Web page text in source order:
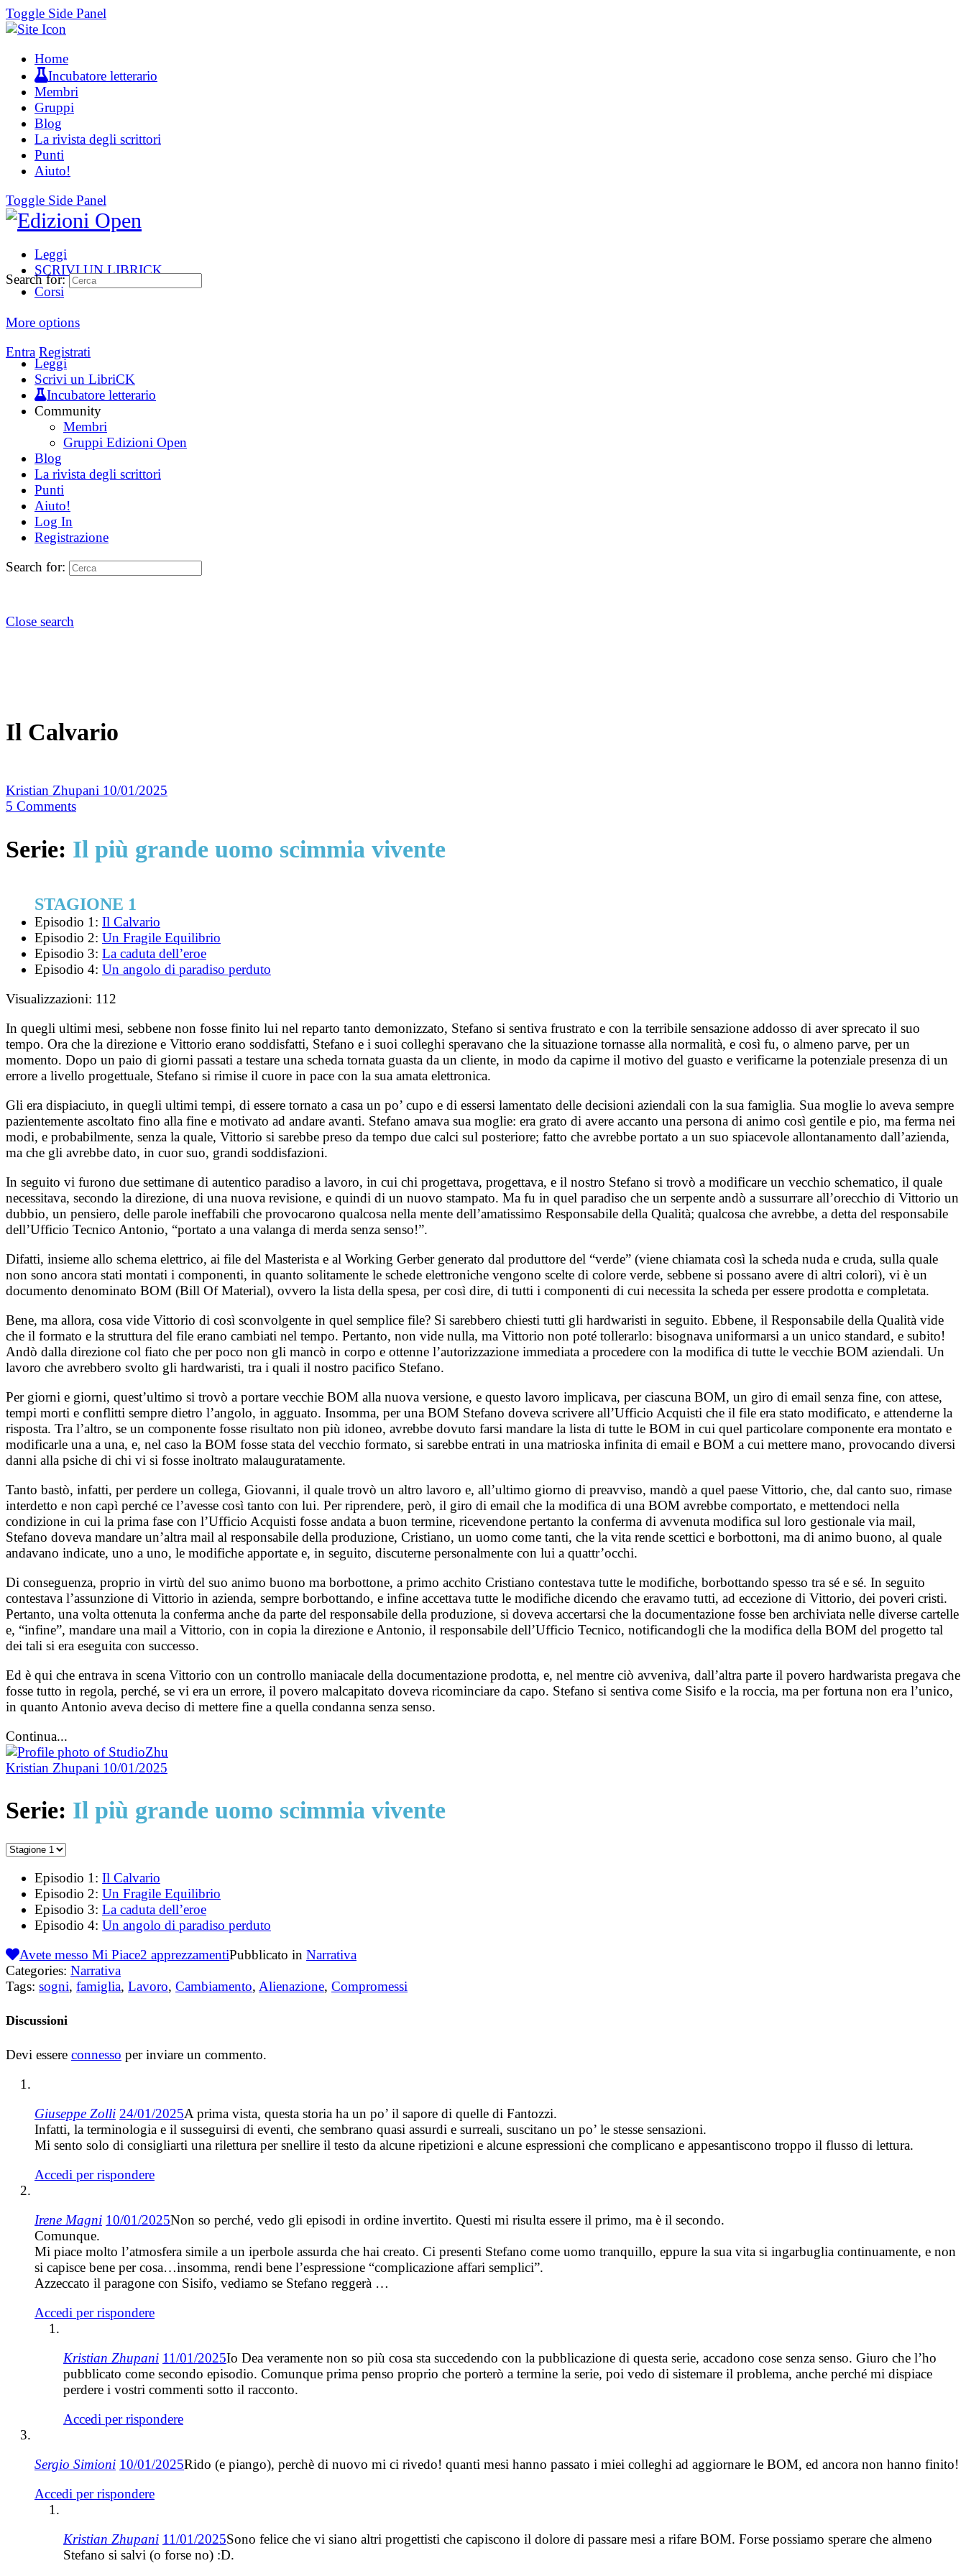
Toggle Side Panel
Home
Incubatore letterario
Membri
Gruppi
Blog
La rivista degli scrittori
Punti
Aiuto!
Toggle Side Panel
Leggi
SCRIVI UN LIBRICK
Corsi
More options
Entra Registrati
Search for:
Leggi
Scrivi un LibriCK
Incubatore letterario
Community
Membri
Gruppi Edizioni Open
Blog
La rivista degli scrittori
Punti
Aiuto!
Log In
Registrazione
Search for:
Close search
Il Calvario
Kristian Zhupani 10/01/2025
5 Comments
Serie: Il più grande uomo scimmia vivente
STAGIONE 1
Episodio 1: Il Calvario
Episodio 2: Un Fragile Equilibrio
Episodio 3: La caduta dell’eroe
Episodio 4: Un angolo di paradiso perduto
Visualizzazioni: 112
In quegli ultimi mesi, sebbene non fosse finito lui nel reparto tanto demonizzato, Stefano si sentiva frustrato e con la terribile sensazione addosso di aver sprecato il suo
tempo. Ora che la direzione e Vittorio erano soddisfatti, Stefano e i suoi colleghi speravano che la situazione tornasse alla normalità, e così fu, o almeno parve, per un
momento. Dopo un paio di giorni passati a testare una scheda tornata guasta da un cliente, in modo da capirne il motivo del guasto e verificarne la potenziale presenza di un
errore a livello progettuale, Stefano si rimise il cuore in pace con la sua amata elettronica.
Gli era dispiaciuto, in quegli ultimi tempi, di essere tornato a casa un po’ cupo e di essersi lamentato delle decisioni aziendali con la sua famiglia. Sua moglie lo aveva sempre
pazientemente ascoltato fino alla fine e motivato ad andare avanti. Stefano amava sua moglie: era grato di avere accanto una persona di animo così gentile e pio, ma ferma nei
modi, e probabilmente, senza la quale, Vittorio si sarebbe preso da tempo due calci sul posteriore; fatto che avrebbe portato a un suo spiacevole allontanamento dall’azienda,
ma che gli avrebbe dato, in cuor suo, grandi soddisfazioni.
In seguito vi furono due settimane di autentico paradiso a lavoro, in cui chi progettava, progettava, e il nostro Stefano si trovò a modificare un vecchio schematico, il quale
necessitava, secondo la direzione, di una nuova revisione, e quindi di un nuovo stampato. Ma fu in quel paradiso che un serpente andò a sussurrare all’orecchio di Vittorio un
dubbio, un pensiero, delle parole ineffabili che provocarono qualcosa nella mente dell’amatissimo Responsabile della Qualità; qualcosa che avrebbe, a detta del responsabile
dell’Ufficio Tecnico Antonio, “portato a una valanga di merda senza senso!”.
Difatti, insieme allo schema elettrico, ai file del Masterista e al Working Gerber generato dal produttore del “verde” (viene chiamata così la scheda nuda e cruda, sulla quale
non sono ancora stati montati i componenti, in quanto solitamente le schede elettroniche vengono scelte di colore verde, sebbene si possano avere di altri colori), vi è un
documento denominato BOM (Bill Of Material), ovvero la lista della spesa, per così dire, di tutti i componenti di cui necessita la scheda per essere prodotta e completata.
Bene, ma allora, cosa vide Vittorio di così sconvolgente in quel semplice file? Si sarebbero chiesti tutti gli hardwaristi in seguito. Ebbene, il Responsabile della Qualità vide
che il formato e la struttura del file erano cambiati nel tempo. Pertanto, non vide nulla, ma Vittorio non poté tollerarlo: bisognava uniformarsi a un unico standard, e subito!
Andò dalla direzione col fiato che per poco non gli mancò in corpo e ottenne l’autorizzazione immediata a procedere con la modifica di tutte le vecchie BOM aziendali. Un
lavoro che avrebbero svolto gli hardwaristi, tra i quali il nostro pacifico Stefano.
Per giorni e giorni, quest’ultimo si trovò a portare vecchie BOM alla nuova versione, e questo lavoro implicava, per ciascuna BOM, un giro di email senza fine, con attese,
tempi morti e conflitti sempre dietro l’angolo, in agguato. Insomma, per una BOM Stefano doveva scrivere all’Ufficio Acquisti che il file era stato modificato, e attenderne la
risposta. Tra l’altro, se un componente fosse risultato non più idoneo, avrebbe dovuto farsi mandare la lista di tutte le BOM in cui quel particolare componente era montato e
modificarle una a una, e, nel caso la BOM fosse stata del vecchio formato, si sarebbe entrati in una matrioska infinita di email e BOM a cui mettere mano, provocando diversi
danni alla psiche di chi vi si fosse inoltrato malauguratamente.
Tanto bastò, infatti, per perdere un collega, Giovanni, il quale trovò un altro lavoro e, all’ultimo giorno di preavviso, mandò a quel paese Vittorio, che, dal canto suo, rimase
interdetto e non capì perché ce l’avesse così tanto con lui. Per riprendere, però, il giro di email che la modifica di una BOM avrebbe comportato, e mettendoci nella
condizione in cui la prima fase con l’Ufficio Acquisti fosse andata a buon termine, ricevendone pertanto la conferma di avvenuta modifica sul loro gestionale via mail,
Stefano doveva mandare un’altra mail al responsabile della produzione, Cristiano, un uomo come tanti, che la vita rende scettici e borbottoni, ma di animo buono, al quale
andavano indicate, uno a uno, le modifiche apportate e, in seguito, discuterne personalmente con lui a quattr’occhi.
Di conseguenza, proprio in virtù del suo animo buono ma borbottone, a primo acchito Cristiano contestava tutte le modifiche, borbottando spesso tra sé e sé. In seguito
contestava l’assunzione di Vittorio in azienda, sempre borbottando, e infine accettava tutte le modifiche dicendo che eravamo tutti, ad eccezione di Vittorio, dei poveri cristi.
Pertanto, una volta ottenuta la conferma anche da parte del responsabile della produzione, si doveva accertarsi che la documentazione fosse ben archiviata nelle diverse cartelle
e, “infine”, mandare una mail a Vittorio, con in copia la direzione e Antonio, il responsabile dell’Ufficio Tecnico, notificandogli che la modifica della BOM del progetto tal
dei tali si era eseguita con successo.
Ed è qui che entrava in scena Vittorio con un controllo maniacale della documentazione prodotta, e, nel mentre ciò avveniva, dall’altra parte il povero hardwarista pregava che
fosse tutto in regola, perché, se vi era un errore, il povero malcapitato doveva ricominciare da capo. Stefano si sentiva come Sisifo e la roccia, ma per fortuna non era l’unico,
in quanto Antonio aveva deciso di mettere fine a quella condanna senza senso.
Continua...
Kristian Zhupani 10/01/2025
Serie: Il più grande uomo scimmia vivente
Episodio 1: Il Calvario
Episodio 2: Un Fragile Equilibrio
Episodio 3: La caduta dell’eroe
Episodio 4: Un angolo di paradiso perduto
Avete messo Mi Piace2 apprezzamentiPubblicato in Narrativa
Categories: Narrativa
Tags: sogni, famiglia, Lavoro, Cambiamento, Alienazione, Compromessi
Discussioni
Devi essere connesso per inviare un commento.
Giuseppe Zolli 24/01/2025A prima vista, questa storia ha un po’ il sapore di quelle di Fantozzi.
Infatti, la terminologia e il susseguirsi di eventi, che sembrano quasi assurdi e surreali, suscitano un po’ le stesse sensazioni.
Mi sento solo di consigliarti una rilettura per snellire il testo da alcune ripetizioni e alcune espressioni che complicano e appesantiscono troppo il flusso di lettura.
Accedi per rispondere
Irene Magni 10/01/2025Non so perché, vedo gli episodi in ordine invertito. Questi mi risulta essere il primo, ma è il secondo.
Comunque.
Mi piace molto l’atmosfera simile a un iperbole assurda che hai creato. Ci presenti Stefano come uomo tranquillo, eppure la sua vita si ingarbuglia continuamente, e non
si capisce bene per cosa…insomma, rendi bene l’espressione “complicazione affari semplici”.
Azzeccato il paragone con Sisifo, vediamo se Stefano reggerà …
Accedi per rispondere
Kristian Zhupani 11/01/2025Io Dea veramente non so più cosa sta succedendo con la pubblicazione di questa serie, accadono cose senza senso. Giuro che l’ho
pubblicato come secondo episodio. Comunque prima penso proprio che porterò a termine la serie, poi vedo di sistemare il problema, anche perché mi dispiace
perdere i vostri commenti sotto il racconto.
Accedi per rispondere
Sergio Simioni 10/01/2025Rido (e piango), perchè di nuovo mi ci rivedo! quanti mesi hanno passato i miei colleghi ad aggiornare le BOM, ed ancora non hanno finito!
Accedi per rispondere
Kristian Zhupani 11/01/2025Sono felice che vi siano altri progettisti che capiscono il dolore di passare mesi a rifare BOM. Forse possiamo sperare che almeno
Stefano si salvi (o forse no) :D.